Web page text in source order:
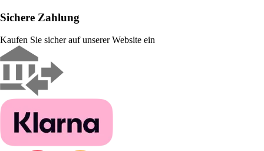
Sichere Zahlung
Kaufen Sie sicher auf unserer Website ein